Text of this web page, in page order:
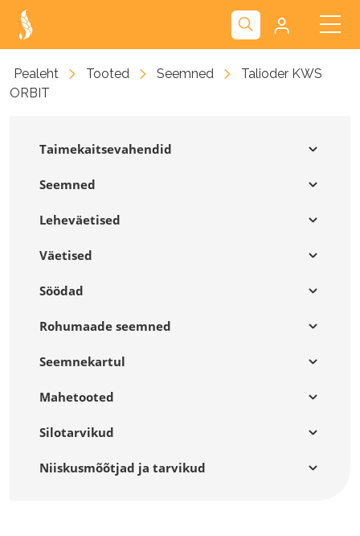
Kliendiportaal
Pealeht Tooted Seemned
Talioder KWS
ORBIT
Taimekaitsevahendid
Seemned
Leheväetised
Väetised
Söödad
Rohumaade seemned
Seemnekartul
Mahetooted
Silotarvikud
Niiskusmõõtjad ja tarvikud